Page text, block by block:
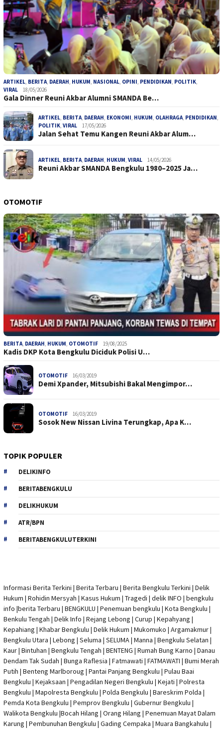
ARTIKEL, BERITA, DAERAH, HUKUM, NASIONAL, OPINI, PENDIDIKAN, POLITIK,
VIRAL
18/05/2026
Gala Dinner Reuni Akbar Alumni SMANDA Be…
ARTIKEL, BERITA, DAERAH, EKONOMI, HUKUM, OLAHRAGA, PENDIDIKAN,
POLITIK, VIRAL 17/05/2026
Jalan Sehat Temu Kangen Reuni Akbar Alum…
ARTIKEL, BERITA, DAERAH, HUKUM, VIRAL 14/05/2026
Reuni Akbar SMANDA Bengkulu 1980–2025 Ja…
OTOMOTIF
BERITA, DAERAH, HUKUM, OTOMOTIF 19/08/2025
Kadis DKP Kota Bengkulu Diciduk Polisi U…
OTOMOTIF 16/03/2019
Demi Xpander, Mitsubishi Bakal Mengimpor…
OTOMOTIF 16/03/2019
Sosok New Nissan Livina Terungkap, Apa K…
TOPIK POPULER
DELIKINFO
BERITABENGKULU
DELIKHUKUM
ATR/BPN
BERITABENGKULUTERKINI
Informasi Berita Terkini | Berita Terbaru | Berita Bengkulu Terkini | Delik
Hukum | Rohidin Mersyah | Kasus Hukum | Tragedi | delik INFO | bengkulu
info |berita Terbaru | BENGKULU | Penemuan bengkulu | Kota Bengkulu |
Benkulu Tengah | Delik Info | Rejang Lebong | Curup | Kepahyang |
Kepahiang | Khabar Bengkulu | Delik Hukum | Mukomuko | Argamakmur |
Bengkulu Utara | Lebong | Seluma | SELUMA | Manna | Bengkulu Selatan |
Kaur | Bintuhan | Bengkulu Tengah | BENTENG | Rumah Bung Karno | Danau
Dendam Tak Sudah | Bunga Raflesia | Fatmawati | FATMAWATI | Bumi Merah
Putih | Benteng Marlboroug | Pantai Panjang Bengkulu | Pulau Baai
Bengkulu | Kejaksaan | Pengadilan Negeri Bengkulu | Kejati | Polresta
Bengkulu | Mapolresta Bengkulu | Polda Bengkulu | Bareskrim Polda |
Pemda Kota Bengkulu | Pemprov Bengkulu | Gubernur Bengkulu |
Walikota Bengkulu |Bocah Hilang | Orang Hilang | Penemuan Mayat Dalam
Karung | Pembunuhan Bengkulu | Gading Cempaka | Muara Bangkahulu |